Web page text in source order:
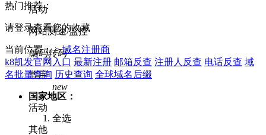
活动
网站测速/监控
编码转码
常用
new
活动
其他
热门推荐：
请登录查看您的收藏
当前位置： >域名注册商
k8凯发官网入口 最新注册 邮箱反查 注册人反查 电话反查 域
名批量查询 历史查询 全球域名后缀
国家地区：
全选